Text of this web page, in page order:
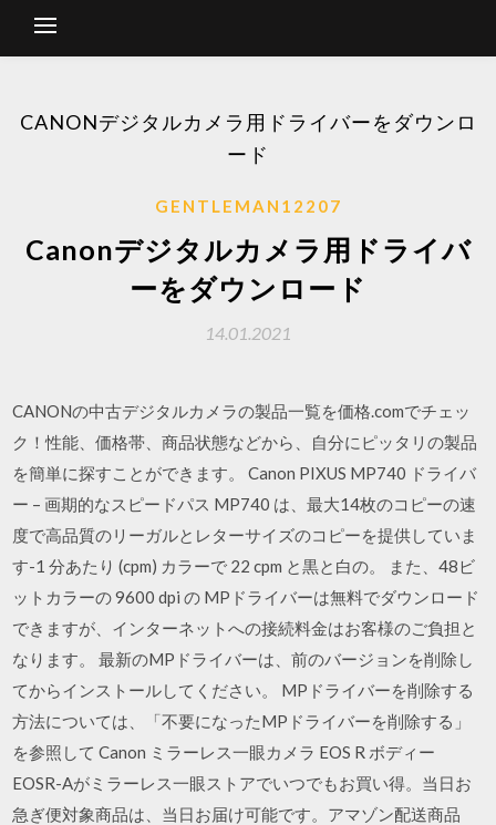
CANONデジタルカメラ用ドライバーをダウンロ
ード
GENTLEMAN12207
Canonデジタルカメラ用ドライバ
ーをダウンロード
14.01.2021
CANONの中古デジタルカメラの製品一覧を価格.comでチェッ
ク！性能、価格帯、商品状態などから、自分にピッタリの製品
を簡単に探すことができます。 Canon PIXUS MP740 ドライバ
ー – 画期的なスピードパス MP740 は、最大14枚のコピーの速
度で高品質のリーガルとレターサイズのコピーを提供していま
す-1 分あたり (cpm) カラーで 22 cpm と黒と白の。 また、48ビ
ットカラーの 9600 dpi の MPドライバーは無料でダウンロード
できますが、インターネットへの接続料金はお客様のご負担と
なります。 最新のMPドライバーは、前のバージョンを削除し
てからインストールしてください。 MPドライバーを削除する
方法については、「不要になったMPドライバーを削除する」
を参照して Canon ミラーレス一眼カメラ EOS R ボディー
EOSR-Aがミラーレス一眼ストアでいつでもお買い得。当日お
急ぎ便対象商品は、当日お届け可能です。アマゾン配送商品